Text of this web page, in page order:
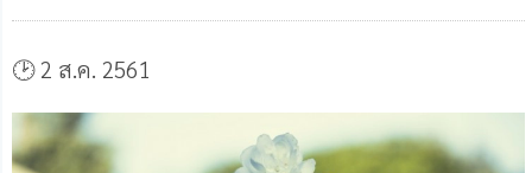
🕑 2 ส.ค. 2561